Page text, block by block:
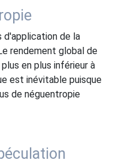
d'application de la
rendement global de
en plus inférieur à
est inévitable puisque
de néguentropie